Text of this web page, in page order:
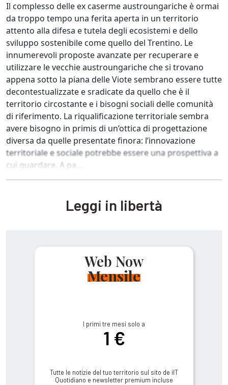
Il complesso delle ex caserme austroungariche è ormai
da troppo tempo una ferita aperta in un territorio
attento alla difesa e tutela degli ecosistemi e dello
sviluppo sostenibile come quello del Trentino. Le
innumerevoli proposte avanzate per recuperare e
utilizzare le vecchie austroungariche che si trovano
appena sotto la piana delle Viote sembrano essere tutte
decontestualizzate e sradicate da quello che è il
territorio circostante e i bisogni sociali delle comunità
di riferimento. La riqualificazione territoriale sembra
avere bisogno in primis di un’ottica di progettazione
diversa da quelle presentate finora: l’innovazione
territoriale e sociale potrebbe essere una prospettiva a
cui guardare. A pa...
Leggi in libertà
Web Now
Mensile
I primi tre mesi solo a
1 €
Tutte le notizie del tuo territorio sul sito de ilT
Quotidiano e newsletter premium incluse